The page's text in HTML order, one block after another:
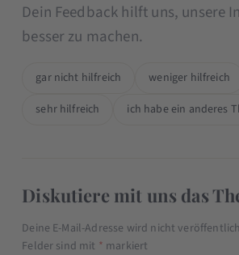
Dein Feedback hilft uns, unsere
besser zu machen.
gar nicht hilfreich weniger hilfreich
sehr hilfreich
ich habe ein anderes
Diskutiere mit uns das
Deine E-Mail-Adresse wird nicht
Felder sind mit * markiert